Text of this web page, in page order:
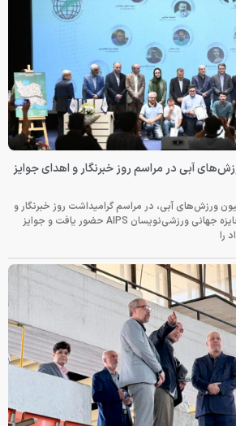
آبی در مراسم روز خبرنگار و اهدای جوایز
ورزش‌های آبی، در مراسم گرامیداشت روز خبرنگار و
تقدیر از برگزیدگان هشتمین جایزه جهانی ورزشی‌نویسان AIPS حضور یافت و جوایز
را